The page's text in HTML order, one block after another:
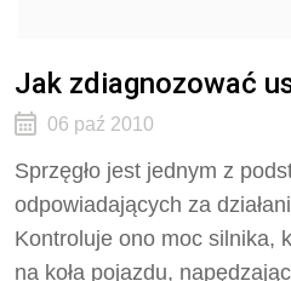
Jak zdiagnozować
06 paź 2010
Sprzęgło jest jednym z
odpowiadających za
Kontroluje ono moc silnika,
na koła pojazdu,